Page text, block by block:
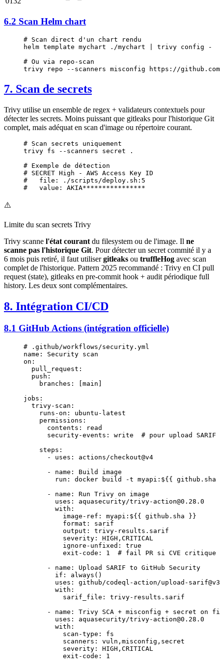
6.2 Scan Helm chart
# Scan direct d'un chart rendu
helm template mychart ./mychart trivy config -
# Ou via repo-scan
trivy repo --scanners misconfig https://
7. Scan de secrets
Trivy utilise un ensemble de regex + validateurs contextuels pour
détecter les secrets. Moins puissant que gitleaks pour l'historique Git
complet, mais adéquat en scan d'image ou répertoire courant.
# Scan secrets uniquement
trivy fs --scanners secret .
# Exemple de détection
# SECRET High - AWS Access Key ID
#   file: ./scripts/deploy.sh:5
#   value: AKIA****************
⚠️
Limite du scan secrets Trivy
Trivy scanne l'état courant du filesystem ou de l'image. Il ne
scanne pas l'historique Git. Pour détecter un secret commité il y a
6 mois puis retiré, il faut utilisergitleaks ou truffleHog avec scan
complet de l'historique. Pattern 2025 recommandé : Trivy en CI pull
request (state), gitleaks en pre-commit hook + audit périodique full
history. Les deux sont complémentaires.
8. Intégration CI/CD
8.1 GitHub Actions (intégration officielle)
# .github/workflows/security.yml
name : Security scan
on :
  pull_request
:
  push
:
    branches
: [main ]
jobs :
  trivy-scan
:
    runs-on
: ubuntu-latest
    permissions
:
      contents
:
read
      security-events
: write
# pour upload SARIF
    steps
:
      -
uses : actions/checkout@v4
      -
name : Build image
        run
: docker build -t myapi:${{
      -
name : Run Trivy on image
        uses
: aquasecurity/trivy-action@0.28.0
        with
:
          image-ref
: myapi:${{ github.sha }}
          format
: sarif
          output
: trivy-results.sarif
          severity
: HIGH,CRITICAL
          ignore-unfixed
: true
          exit-code
: 1
# fail PR si CVE critique
      -
name : Upload SARIF to GitHub Security
        if
: always()
        uses
: github/codeql-action/upload-sarif@v3
        with
:
          sarif_file
: trivy-results.sarif
      -
name : Trivy SCA + misconfig + secret on
        uses
: aquasecurity/trivy-action@0.28.0
        with
:
          scan-type
: fs
          scanners
: vuln,misconfig,secret
          severity
: HIGH,CRITICAL
          exit-code
: 1